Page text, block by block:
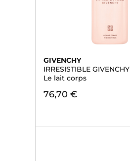
GIVENCHY
IRRESISTIBLE GIVENCHY
Le lait corps
76,70 €